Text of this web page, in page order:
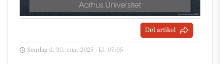
Del artikel
Søndag d. 30. mar. 2025 - kl. 07:05